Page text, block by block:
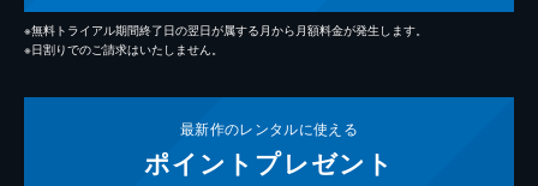
※無料トライアル期間終了日の翌日が属する月から月額料金が発生します。
※日割りでのご請求はいたしません。
最新作のレンタルに使える
ポイント プレゼント